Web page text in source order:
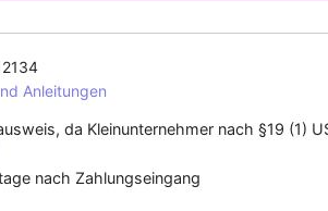
Anleitungen
da Kleinunternehmer nach §19 (1)
nach Zahlungseingang